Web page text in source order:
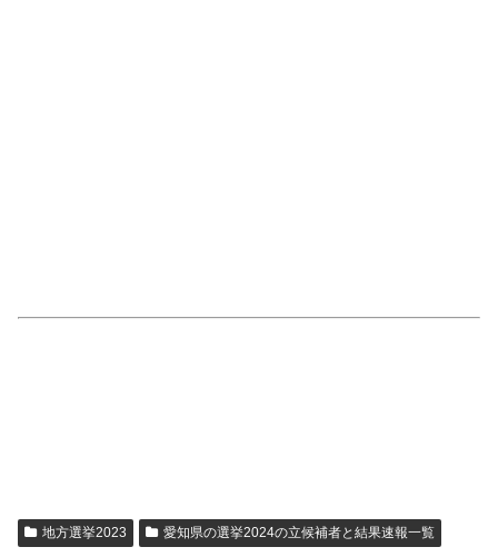
地方選挙2023 愛知県の選挙2024の立候補者と結果速報一覧